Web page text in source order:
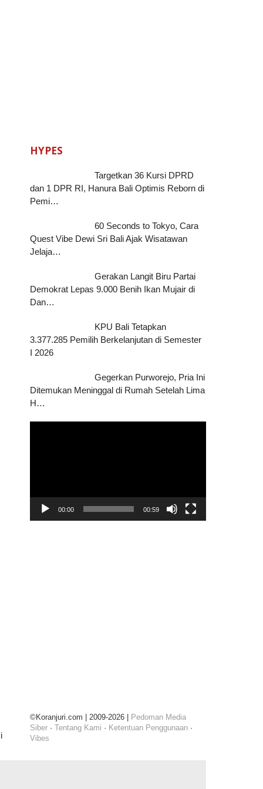
HYPES
Targetkan 36 Kursi DPRD
dan 1 DPR RI, Hanura Bali Optimis Reborn di
Pemi…
60 Seconds to Tokyo, Cara
Quest Vibe Dewi Sri Bali Ajak Wisatawan
Jelaja…
Gerakan Langit Biru Partai
Demokrat Lepas 9.000 Benih Ikan Mujair di
Dan…
KPU Bali Tetapkan
3.377.285 Pemilih Berkelanjutan di Semester
I 2026
Gegerkan Purworejo, Pria Ini
Ditemukan Meninggal di Rumah Setelah Lima
H…
00:00 00:59
©Koranjuri.com | 2009-2026 | Pedoman Media
Siber ·Tentang Kami · Ketentuan Penggunaan ·
Vibes